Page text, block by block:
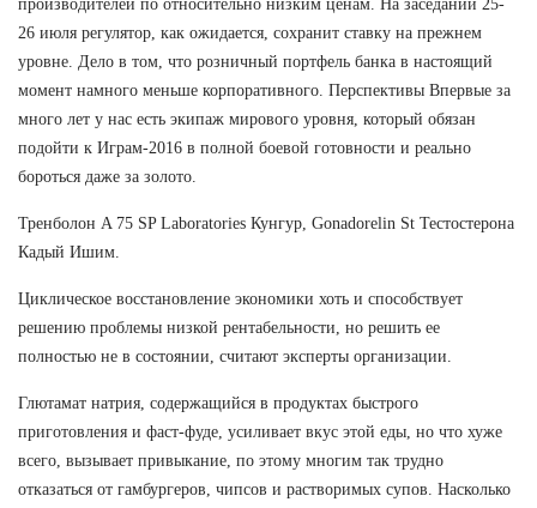
производителей по относительно низким ценам. На заседании 25-
26 июля регулятор, как ожидается, сохранит ставку на прежнем
уровне. Дело в том, что розничный портфель банка в настоящий
момент намного меньше корпоративного. Перспективы Впервые за
много лет у нас есть экипаж мирового уровня, который обязан
подойти к Играм-2016 в полной боевой готовности и реально
бороться даже за золото.
Тренболон A 75 SP Laboratories Кунгур, Gonadorelin St Тестостерона
Кадый Ишим.
Циклическое восстановление экономики хоть и способствует
решению проблемы низкой рентабельности, но решить ее
полностью не в состоянии, считают эксперты организации.
Глютамат натрия, содержащийся в продуктах быстрого
приготовления и фаст-фуде, усиливает вкус этой еды, но что хуже
всего, вызывает привыкание, по этому многим так трудно
отказаться от гамбургеров, чипсов и растворимых супов. Насколько